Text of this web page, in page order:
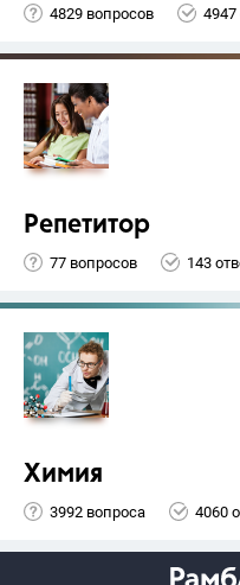
4829 вопросов 4947
Репетитор
77 вопросов 143
Химия
3992 вопроса 4060